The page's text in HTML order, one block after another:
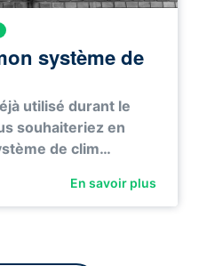
système de
utilisé durant le
souhaiteriez en
de clim…
En savoir plus